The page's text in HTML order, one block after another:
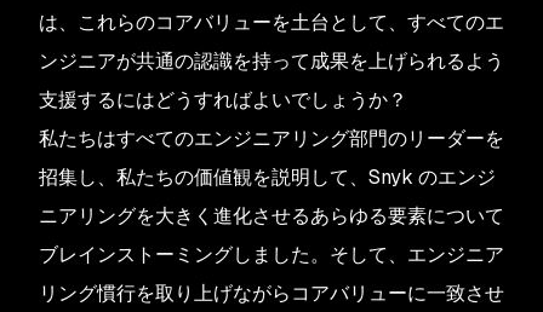
は、これらのコアバリューを土台として、すべてのエ
ンジニアが共通の認識を持って成果を上げられるよう
支援するにはどうすればよいでしょうか？
私たちはすべてのエンジニアリング部門のリーダーを
招集し、私たちの価値観を説明して、Snyk のエンジ
ニアリングを大きく進化させるあらゆる要素について
ブレインストーミングしました。そして、エンジニア
リング慣行を取り上げながらコアバリューに一致させ